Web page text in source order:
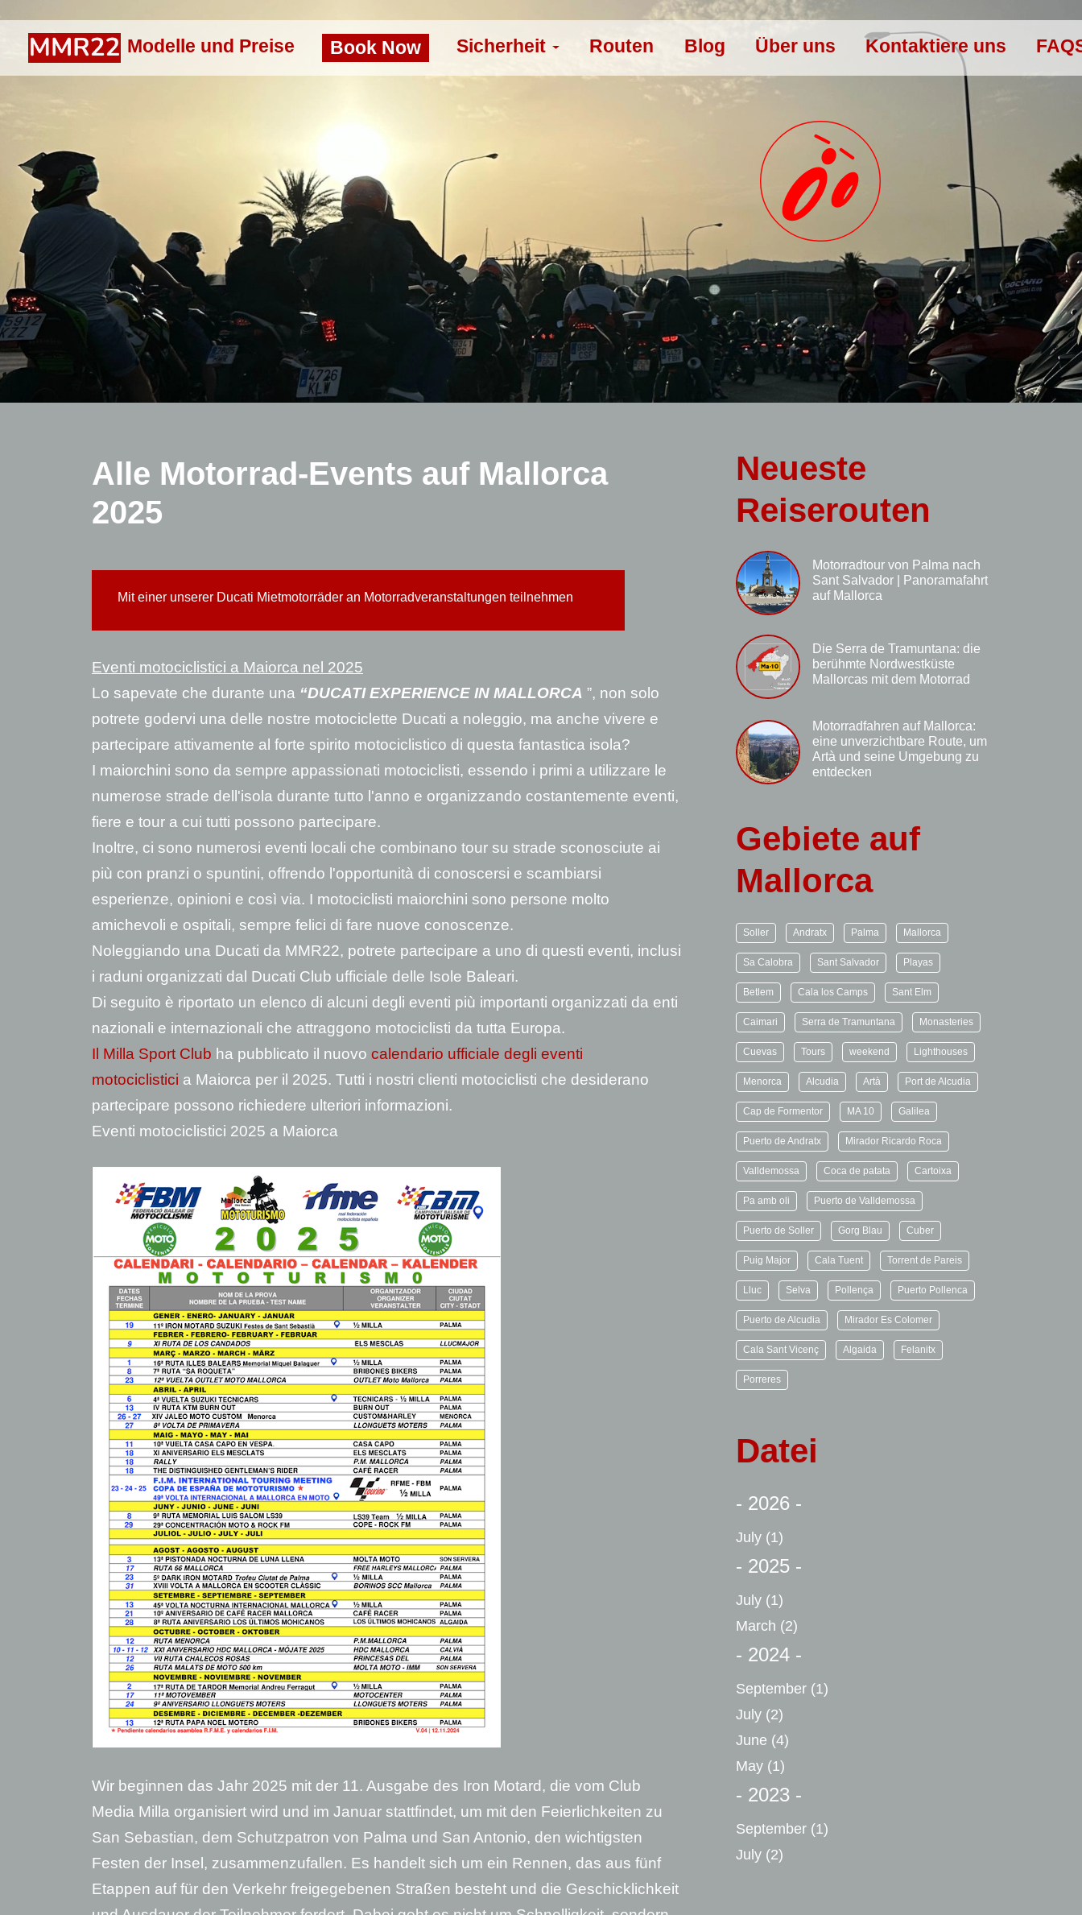
Modelle und Preise Book Now Sicherheit Routen Blog Über uns Kontaktiere uns
Alle Motorrad-Events auf Mallorca
2025
Mit einer unserer Ducati Mietmotorräder an Motorradveranstaltungen teilnehmen
Eventi motociclistici a Maiorca nel 2025
Lo sapevate che durante una “DUCATI EXPERIENCE IN MALLORCA ”, non solo
potrete godervi una delle nostre motociclette Ducati a noleggio, ma anche vivere e
partecipare attivamente al forte spirito motociclistico di questa fantastica isola?
I maiorchini sono da sempre appassionati motociclisti, essendo i primi a utilizzare le
numerose strade dell'isola durante tutto l'anno e organizzando costantemente eventi,
fiere e tour a cui tutti possono partecipare.
Inoltre, ci sono numerosi eventi locali che combinano tour su strade sconosciute ai
più con pranzi o spuntini, offrendo l'opportunità di conoscersi e scambiarsi
esperienze, opinioni e così via. I motociclisti maiorchini sono persone molto
amichevoli e ospitali, sempre felici di fare nuove conoscenze.
Noleggiando una Ducati da MMR22, potrete partecipare a uno di questi eventi, inclusi
i raduni organizzati dal Ducati Club ufficiale delle Isole Baleari.
Di seguito è riportato un elenco di alcuni degli eventi più importanti organizzati da enti
nazionali e internazionali che attraggono motociclisti da tutta Europa.
Il Milla Sport Club ha pubblicato il nuovo calendario ufficiale degli eventi
motociclistici a Maiorca per il 2025. Tutti i nostri clienti motociclisti che desiderano
partecipare possono richiedere ulteriori informazioni.
Eventi motociclistici 2025 a Maiorca
Wir beginnen das Jahr 2025 mit der 11. Ausgabe des Iron Motard, die vom Club
Media Milla organisiert wird und im Januar stattfindet, um mit den Feierlichkeiten zu
San Sebastian, dem Schutzpatron von Palma und San Antonio, den wichtigsten
Festen der Insel, zusammenzufallen. Es handelt sich um ein Rennen, das aus fünf
Etappen auf für den Verkehr freigegebenen Straßen besteht und die Geschicklichkeit
Neueste
Reiserouten
Motorradtour von Palma nach
Sant Salvador | Panoramafahrt
auf Mallorca
Die Serra de Tramuntana: die
berühmte Nordwestküste
Mallorcas mit dem Motorrad
Motorradfahren auf Mallorca:
eine unverzichtbare Route, um
Artà und seine Umgebung zu
entdecken
Gebiete auf
Mallorca
Soller Andratx Palma Mallorca
Sa Calobra Sant Salvador Playas
Betlem Cala los Camps Sant Elm
Caimari Serra de Tramuntana Monasteries
Cuevas Tours weekend Lighthouses
Menorca Alcudia Artà Port de Alcudia
Cap de Formentor MA 10 Galilea
Puerto de Andratx Mirador Ricardo Roca
Valldemossa Coca de patata Cartoixa
Pa amb oli Puerto de Valldemossa
Puerto de Soller Gorg Blau Cuber
Puig Major Cala Tuent Torrent de Pareis
Lluc Selva Pollença Puerto Pollenca
Puerto de Alcudia Mirador Es Colomer
Cala Sant Vicenç Algaida Felanitx
Porreres
Datei
- 2026 -
July (1)
- 2025 -
July (1)
March (2)
- 2024 -
September (1)
July (2)
June (4)
May (1)
- 2023 -
September (1)
July (2)